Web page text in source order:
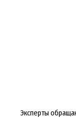
Эксперты